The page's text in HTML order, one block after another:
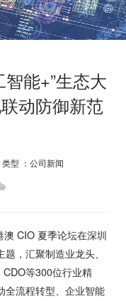
能+”生态大
动防御新范
类型 ：公司新闻
澳 CIO 夏季论坛在深圳
，汇聚制造业龙头、
等300位行业精
全流程转型、企业智能